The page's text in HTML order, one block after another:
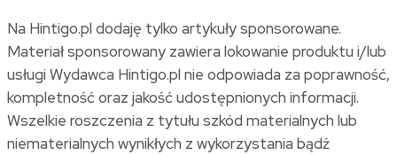
Na Hintigo.pl dodaję tylko artykuły sponsorowane.
Materiał sponsorowany zawiera lokowanie produktu i/lub
usługi Wydawca Hintigo.pl nie odpowiada za poprawność,
kompletność oraz jakość udostępnionych informacji.
Wszelkie roszczenia z tytułu szkód materialnych lub
niematerialnych wynikłych z wykorzystania bądź